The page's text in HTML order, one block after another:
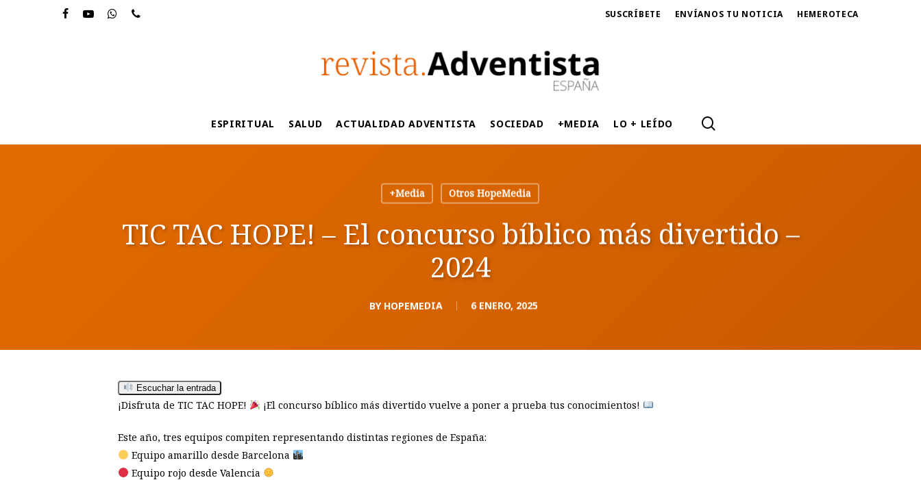
SUSCRÍBETE ENVÍANOS TU NOTICIA HEMEROTECA
Hit enter to search or ESC to close
ESPIRITUAL SALUD ACTUALIDAD ADVENTISTA SOCIEDAD +MEDIA LO + LEÍDO
+Media Otros HopeMedia
TIC TAC HOPE! – El concurso bíblico más divertido –
2024
BY HOPEMEDIA 6 ENERO, 2025
Escuchar la entrada
¡Disfruta de TIC TAC HOPE! ¡El concurso bíblico más divertido vuelve a poner a prueba tus conocimientos!
Este año, tres equipos compiten representando distintas regiones de España:
Equipo amarillo desde Barcelona
Equipo rojo desde Valencia